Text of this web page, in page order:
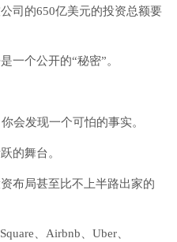
司的650亿美元的投资总额要
一个公开的“秘密”。
会发现一个可怕的事实。
的舞台。
布局甚至比不上半路出家的
、Airbnb、Uber、